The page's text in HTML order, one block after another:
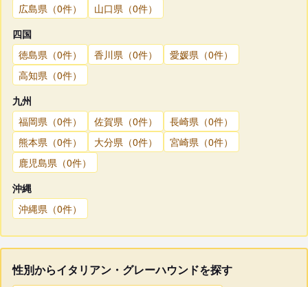
広島県（0件）
山口県（0件）
四国
徳島県（0件）
香川県（0件）
愛媛県（0件）
高知県（0件）
九州
福岡県（0件）
佐賀県（0件）
長崎県（0件）
熊本県（0件）
大分県（0件）
宮崎県（0件）
鹿児島県（0件）
沖縄
沖縄県（0件）
性別からイタリアン・グレーハウンドを探す